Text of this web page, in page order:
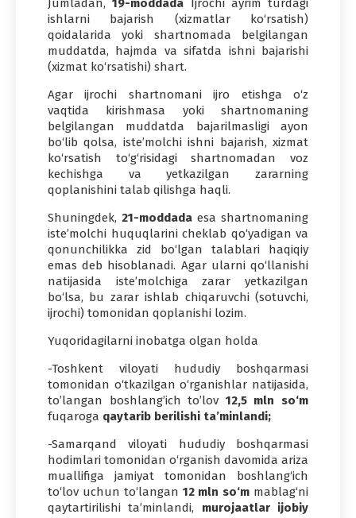
Jumladan,19-moddada Ijrochi ayrim turdagi
ishlarni bajarish (xizmatlar ko‘rsatish)
qoidalarida yoki shartnomada belgilangan
muddatda, hajmda va sifatda ishni bajarishi
(xizmat ko‘rsatishi) shart.
Agar ijrochi shartnomani ijro etishga o‘z
vaqtida kirishmasa yoki shartnomaning
belgilangan muddatda bajarilmasligi ayon
bo‘lib qolsa, iste’molchi ishni bajarish, xizmat
ko‘rsatish to‘g‘risidagi shartnomadan voz
kechishga va yetkazilgan zararning
qoplanishini talab qilishga haqli.
Shuningdek, 21-moddada esa shartnomaning
iste’molchi huquqlarini cheklab qo‘yadigan va
qonunchilikka zid bo‘lgan talablari haqiqiy
emas deb hisoblanadi. Agar ularni qo‘llanishi
natijasida iste’molchiga zarar yetkazilgan
bo‘lsa, bu zarar ishlab chiqaruvchi (sotuvchi,
ijrochi) tomonidan qoplanishi lozim.
Yuqoridagilarni inobatga olgan holda
-Toshkent viloyati hududiy boshqarmasi
tomonidan o‘tkazilgan o‘rganishlar natijasida,
to’langan boshlang’ich to’lov 12,5 mln so‘m
fuqaroga qaytarib berilishi ta’minlandi;
-Samarqand viloyati hududiy boshqarmasi
hodimlari tomonidan o‘rganish davomida ariza
muallifiga jamiyat tomonidan boshlang‘ich
to‘lov uchun to‘langan 12 mln so‘m mablag‘ni
qaytartirilishi ta’minlandi, murojaatlar ijobiy